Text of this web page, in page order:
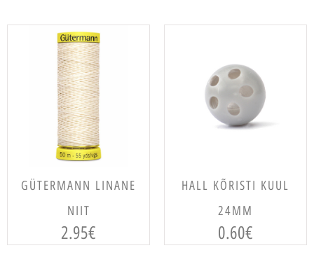
LISA KORVI
GÜTERMANN LINANE
NIIT
2.95€
LISA KORVI
HALL KÕRISTI KUUL
24MM
0.60€